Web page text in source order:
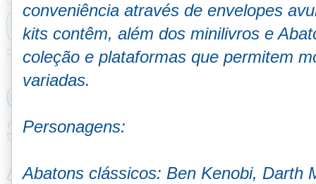
conveniência através de envelopes
kits contêm, além dos minilivros e
coleção e plataformas que permitem
variadas.
Personagens:
Abatons clássicos: Ben Kenobi, Darth